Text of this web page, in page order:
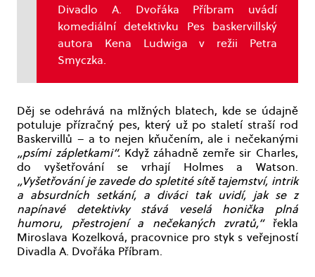
Divadlo A. Dvořáka Příbram uvádí
komediální detektivku Pes baskervillský
autora Kena Ludwiga v režii Petra
Smyczka.
Děj se odehrává na mlžných blatech, kde se údajně
potuluje přízračný pes, který už po staletí straší rod
Baskervillů – a to nejen kňučením, ale i nečekanými
„psími zápletkami“.Když záhadně zemře sir Charles,
do vyšetřování se vrhají Holmes a Watson.
„Vyšetřování je zavede do spletité sítě tajemství, intrik
a absurdních setkání, a diváci tak uvidí, jak se z
napínavé detektivky stává veselá honička plná
humoru, přestrojení a nečekaných zvratů,“řekla
Miroslava Kozelková, pracovnice pro styk s veřejností
Divadla A. Dvořáka Příbram.